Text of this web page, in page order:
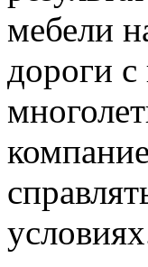
мебели
дороги